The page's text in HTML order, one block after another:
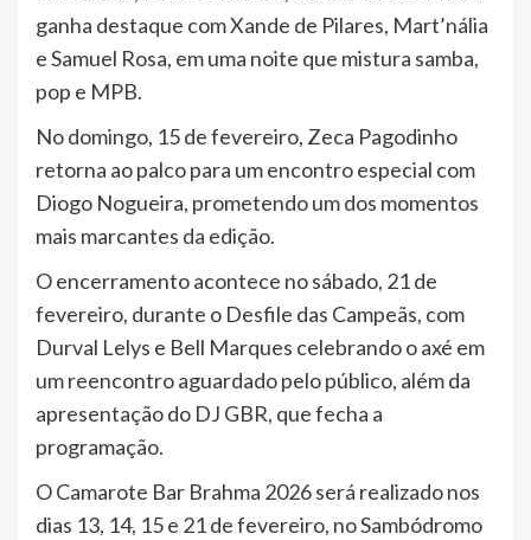
ganha destaque com Xande de Pilares, Mart’nália
e Samuel Rosa, em uma noite que mistura samba,
pop e MPB.
No domingo, 15 de fevereiro, Zeca Pagodinho
retorna ao palco para um encontro especial com
Diogo Nogueira, prometendo um dos momentos
mais marcantes da edição.
O encerramento acontece no sábado, 21 de
fevereiro, durante o Desfile das Campeãs, com
Durval Lelys e Bell Marques celebrando o axé em
um reencontro aguardado pelo público, além da
apresentação do DJ GBR, que fecha a
programação.
O Camarote Bar Brahma 2026 será realizado nos
dias 13, 14, 15 e 21 de fevereiro, no Sambódromo